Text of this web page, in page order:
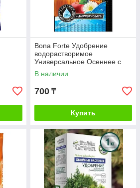
Bona Forte Удобрение
водорастворимое
Универсальное Осеннее с
аминокислотами, 100г
В наличии
700 ₸
Купить